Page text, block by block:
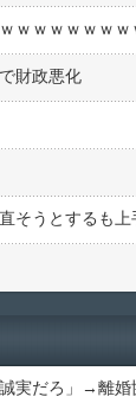
財政悪化
そうとするも
実だろ」→離婚